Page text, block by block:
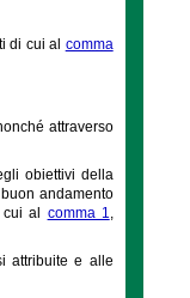
di cui al comma
attraverso
obiettivi della
andamento
al comma 1,
attribuite e alle